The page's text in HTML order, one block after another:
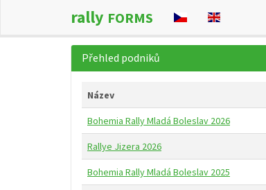
rally FORMS
Přehled podniků
Název
Bohemia Rally Mladá Boleslav 2026
Rallye Jizera 2026
Bohemia Rally Mladá Boleslav 2025